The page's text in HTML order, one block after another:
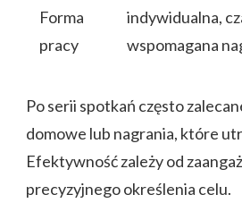
Forma
pracy
indywidualna,
wspomagana
Po serii spotkań często
domowe lub nagrania, które
Efektywność zależy od
precyzyjnego określenia celu.